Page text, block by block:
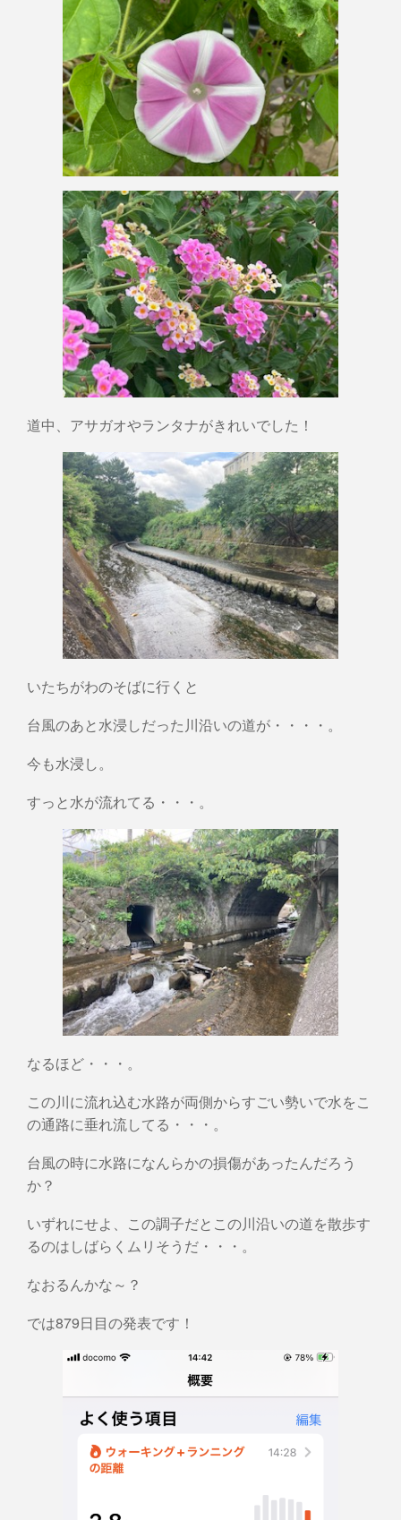
道中、アサガオやランタナがきれいでした！
いたちがわのそばに行くと
台風のあと水浸しだった川沿いの道が・・・・。
今も水浸し。
すっと水が流れてる・・・。
なるほど・・・。
この川に流れ込む水路が両側からすごい勢いで水をこ
の通路に垂れ流してる・・・。
台風の時に水路になんらかの損傷があったんだろう
か？
いずれにせよ、この調子だとこの川沿いの道を散歩す
るのはしばらくムリそうだ・・・。
なおるんかな～？
では879日目の発表です！